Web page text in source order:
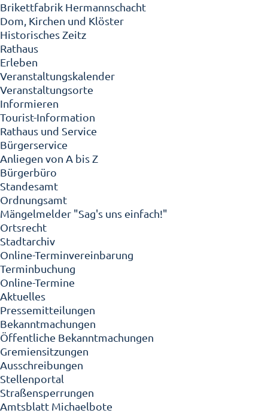
Brikettfabrik Hermannschacht
Dom, Kirchen und Klöster
Historisches Zeitz
Rathaus
Erleben
Veranstaltungskalender
Veranstaltungsorte
Informieren
Tourist-Information
Rathaus und Service
Bürgerservice
Anliegen von A bis Z
Bürgerbüro
Standesamt
Ordnungsamt
Mängelmelder "Sag's uns einfach!"
Ortsrecht
Stadtarchiv
Online-Terminvereinbarung
Terminbuchung
Online-Termine
Aktuelles
Pressemitteilungen
Bekanntmachungen
Öffentliche Bekanntmachungen
Gremiensitzungen
Ausschreibungen
Stellenportal
Straßensperrungen
Amtsblatt Michaelbote